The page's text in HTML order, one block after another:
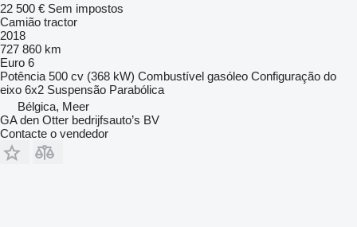
22 500 € Sem impostos
Camião tractor
2018
727 860 km
Euro 6
Potência 500 cv (368 kW) Combustível gasóleo Configuração do
eixo 6x2 Suspensão Parabólica
Bélgica, Meer
GA den Otter bedrijfsauto’s BV
Contacte o vendedor